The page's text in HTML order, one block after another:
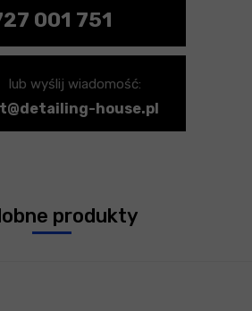
001 751
lub wyślij wiadomość:
house.pl
produkty